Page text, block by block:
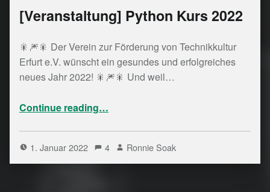
[Veranstaltung] Python Kurs 2022
🎇🎆🎇 Der Verein zur Förderung von Technikkultur
Erfurt e.V. wünscht ein gesundes und erfolgreiches
neues Jahr 2022! 🎇🎆🎇 Und weil…
Continue reading…
1. Januar 2022 4 Ronnie Soak